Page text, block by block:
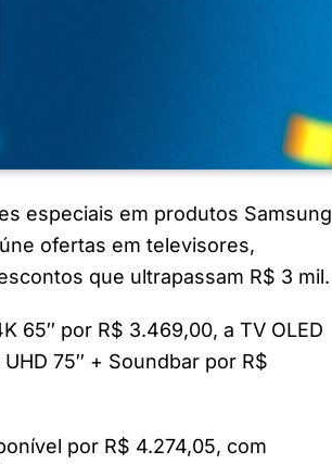
especiais em produtos Samsung
ofertas em televisores,
que ultrapassam R$ 3 mil.
65″ por R$ 3.469,00, a TV OLED
75″ + Soundbar por R$
por R$ 4.274,05, com